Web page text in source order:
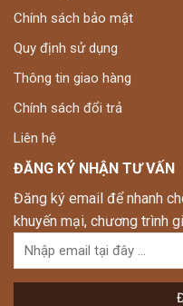
Chính sách bảo mật
Quy định sử dụng
Thông tin giao hàng
Chính sách đổi trả
Liên hệ
ĐĂNG KÝ NHẬN TƯ VẤN
Đăng ký email để nhanh
khuyến mại, chương trình